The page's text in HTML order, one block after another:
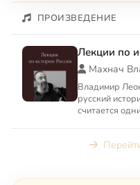
ПРОИЗВЕДЕНИЕ
Лекции по
Махнач
Владимир
русский
считается